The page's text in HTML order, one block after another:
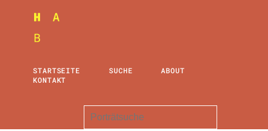
STARTSEITE SUCHE
ABOUT
KONTAKT